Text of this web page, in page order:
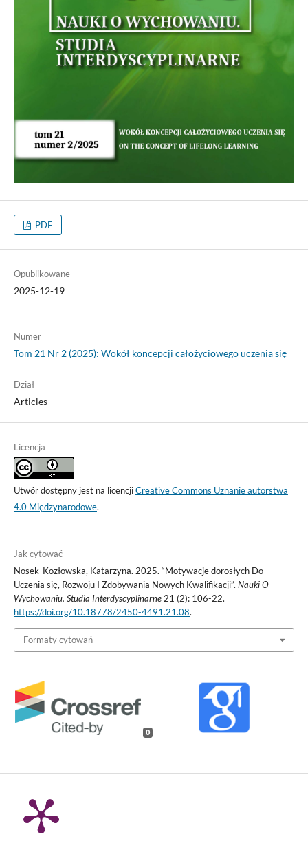
PDF
Opublikowane
2025-12-19
Numer
Tom 21 Nr 2 (2025): Wokół koncepcji całożyciowego uczenia się
Dział
Articles
Licencja
Utwór dostępny jest na licencjiCreative Commons Uznanie autorstwa
4.0 Międzynarodowe.
Jak cytować
Nosek-Kozłowska, Katarzyna. 2025. “Motywacje dorosłych Do
Uczenia się, Rozwoju I Zdobywania Nowych Kwalifikacji”. Nauki O
Wychowaniu. Studia Interdyscyplinarne21 (2): 106-22.
https://doi.org/10.18778/2450-4491.21.08.
Formaty cytowań
0